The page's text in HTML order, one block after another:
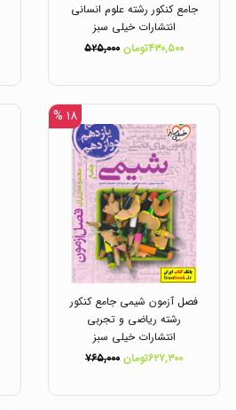
جامع کنکور رشته علوم انسانی
انتشارات خیلی سبز
۴۳۰,۵۰۰تومان
۵۲۵,۰۰۰
۱۸ %
فصل آزمون شیمی جامع کنکور
رشته ریاضی و تجربی
انتشارات خیلی سبز
۶۲۷,۳۰۰تومان
۷۶۵,۰۰۰